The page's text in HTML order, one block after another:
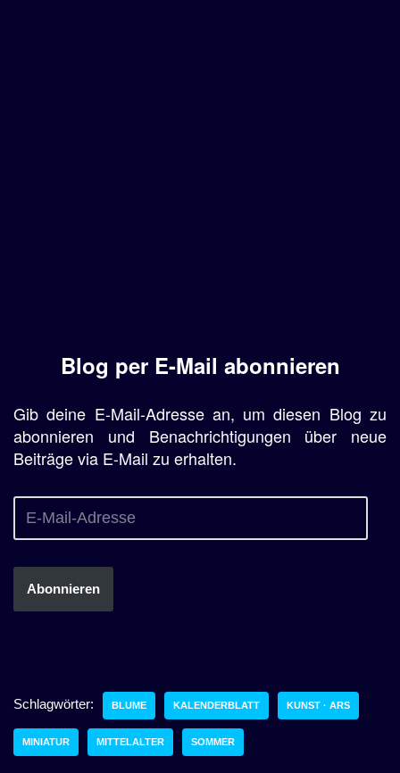
Blog per E-Mail abonnieren
Gib deine E-Mail-Adresse an, um diesen Blog zu
abonnieren und Benachrichtigungen über neue
Beiträge via E-Mail zu erhalten.
Abonnieren
Schlagwörter: BLUME KALENDERBLATT KUNST · ARS
MINIATUR MITTELALTER SOMMER